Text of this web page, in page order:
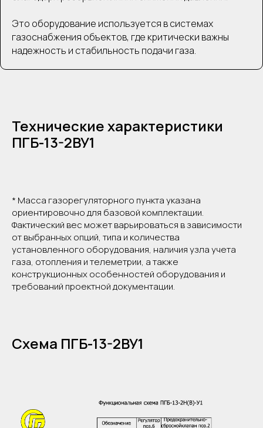
Это оборудование используется в системах
газоснабжения объектов, где критически важны
надежность и стабильность подачи газа.
Технические характеристики
ПГБ-13-2ВУ1
Модель
ПГБ-13-2ВУ1
Тип устройства
блочный
Регулятор давления газа
РДГ-50В
Регулируемая среда
ГОСТ 5542-87
Давление газа на входе,
Рмакс., МПа
1,2
Диапазон настройки вых.
давления, Рвых, кПа
60-600
* Масса газорегуляторного пункта указана
ориентировочно для базовой комплектации.
Фактический вес может варьироваться в зависимости
от выбранных опций, типа и количества
установленного оборудования, наличия узла учета
газа, отопления и телеметрии, а также
конструкционных особенностей оборудования и
требований проектной документации.
Схема ПГБ-13-2ВУ1